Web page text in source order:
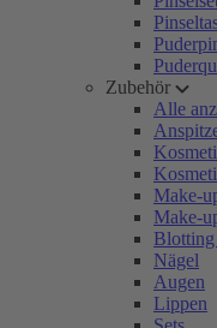
Zubehör
Alle
Make-
Make-
Blotting
Nägel
Augen
Lippen